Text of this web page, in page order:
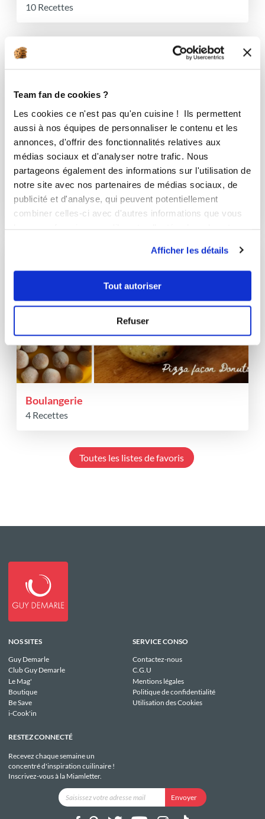
Team fan de cookies ?
Les cookies ce n'est pas qu'en cuisine ! Ils permettent
aussi à nos équipes de personnaliser le contenu et les
annonces, d'offrir des fonctionnalités relatives aux
médias sociaux et d'analyser notre trafic. Nous
partageons également des informations sur l'utilisation de
notre site avec nos partenaires de médias sociaux, de
publicité et d'analyse, qui peuvent potentiellement
combiner celles-ci avec d'autres informations que vous
Afficher les détails
Tout autoriser
Refuser
10 Recettes
boulangerie sucré
9 Recettes
Boulangerie
4 Recettes
Toutes les listes de favoris
NOS SITES
Guy Demarle
Club Guy Demarle
Le Mag'
Boutique
Be Save
i-Cook'in
SERVICE CONSO
Contactez-nous
C.G.U
Mentions légales
Politique de confidentialité
Utilisation des Cookies
RESTEZ CONNECTÉ
Recevez chaque semaine un
concentré d'inspiration cuilinaire !
Inscrivez-vous à la Miamletter.